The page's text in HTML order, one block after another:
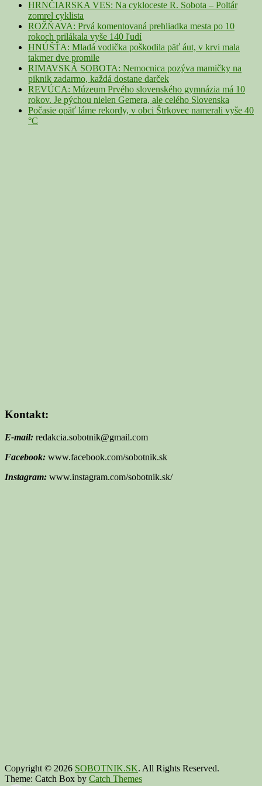
HRNČIARSKA VES: Na cykloceste R. Sobota – Poltár
zomrel cyklista
ROŽŇAVA: Prvá komentovaná prehliadka mesta po 10
rokoch prilákala vyše 140 ľudí
HNÚŠŤA: Mladá vodička poškodila päť áut, v krvi mala
takmer dve promile
RIMAVSKÁ SOBOTA: Nemocnica pozýva mamičky na
piknik zadarmo, každá dostane darček
REVÚCA: Múzeum Prvého slovenského gymnázia má 10
rokov. Je pýchou nielen Gemera, ale celého Slovenska
Počasie opäť láme rekordy, v obci Štrkovec namerali vyše 40
°C
Kontakt:
E-mail: redakcia.sobotnik@gmail.com
Facebook: www.facebook.com/sobotnik.sk
Instagram: www.instagram.com/sobotnik.sk/
Copyright © 2026 SOBOTNIK.SK. All Rights Reserved.
Theme: Catch Box by Catch Themes